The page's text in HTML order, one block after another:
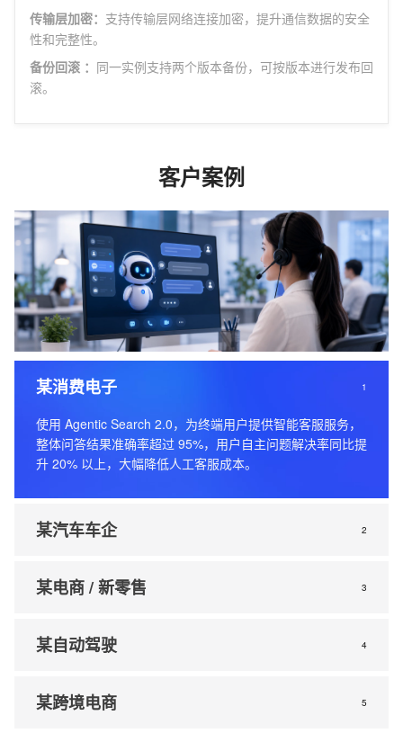
传输层加密： 支持传输层网络连接加密，提升通信数据的安全
性和完整性。
备份回滚 ： 同一实例支持两个版本备份，可按版本进行发布回
滚。
客户案例
1
某消费电子
使用 Agentic Search 2.0，为终端用户提供智能客服服务，
整体问答结果准确率超过 95%，用户自主问题解决率同比提
升 20% 以上，大幅降低人工客服成本。
2
某汽车车企
3
某电商 / 新零售
4
某自动驾驶
5
某跨境电商